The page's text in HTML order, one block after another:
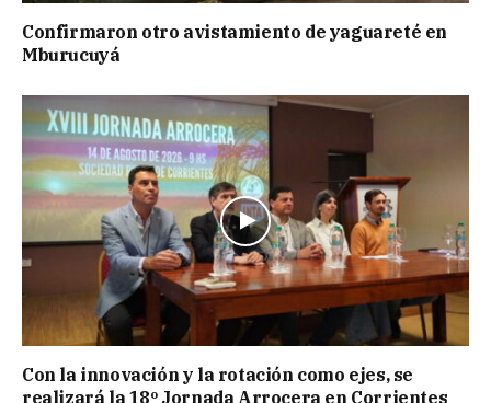
Confirmaron otro avistamiento de yaguareté en
Mburucuyá
Con la innovación y la rotación como ejes, se
realizará la 18º Jornada Arrocera en Corrientes